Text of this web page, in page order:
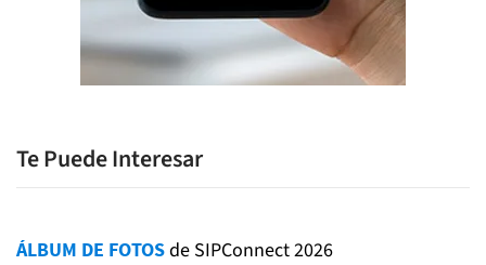
Te Puede Interesar
ÁLBUM DE FOTOSde SIPConnect 2026